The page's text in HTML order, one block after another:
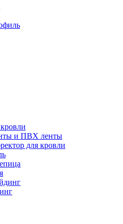
и ПВХ ленты
для кровли